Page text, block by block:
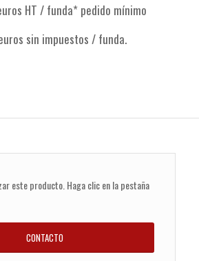
HT / funda* pedido mínimo
sin impuestos / funda.
este producto. Haga clic en la pestaña
CONTACTO